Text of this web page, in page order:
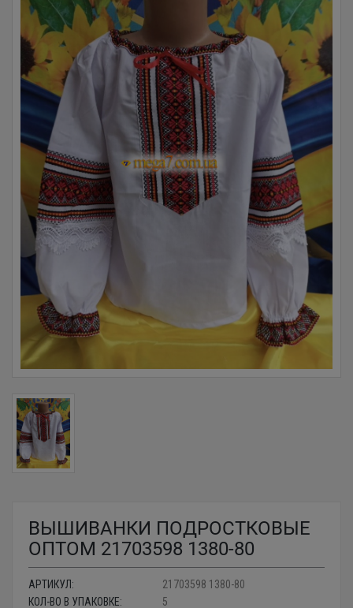
ВЫШИВАНКИ ПОДРОСТКОВЫЕ
ОПТОМ 21703598 1380-80
АРТИКУЛ:
21703598 1380-80
КОЛ-ВО В УПАКОВКЕ:
5